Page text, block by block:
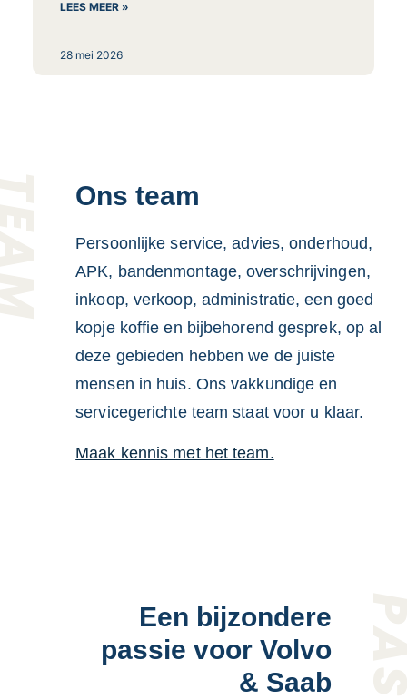
LEES MEER »
28 mei 2026
Ons team
Persoonlijke service, advies, onderhoud,
APK, bandenmontage, overschrijvingen,
inkoop, verkoop, administratie, een goed
kopje koffie en bijbehorend gesprek, op al
deze gebieden hebben we de juiste
mensen in huis. Ons vakkundige en
servicegerichte team staat voor u klaar.
Maak kennis met het team.
Een bijzondere
passie voor Volvo
& Saab